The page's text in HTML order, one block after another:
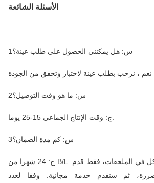
الأسئلة الشائعة
1س: هل يمكنني الحصول على طلب عينة؟
2س: ما هو وقت التوصيل؟
ج: وقت الإنتاج الجماعي 15-25 يوما.
3س: كم مدة الضمان؟
ج: 24 شهرا من B/L. إذا كانت هناك أي مشاكل في الملحقات، فقط قدم
ثم سنقدم خدمة مجانية. وفقا لعدد